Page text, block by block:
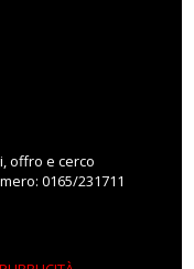
offro e cerco
0165/231711